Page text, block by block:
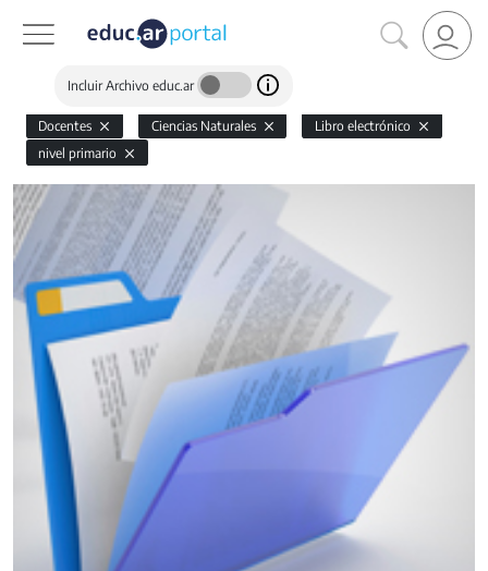
Incluir Archivo educ.ar
Docentes Ciencias Naturales
Libro electrónico
nivel primario